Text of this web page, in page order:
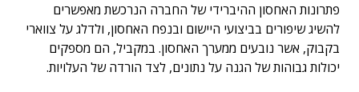
פתרונות האחסון ההיברידי של החברה הנרכשת מאפשרים
להשיג שיפורים בביצועי היישום ובנפח האחסון, ולדלג על צווארי
בקבוק, אשר נובעים ממערך האחסון. במקביל, הם מספקים
יכולות גבוהות של הגנה על נתונים, לצד הורדה של העלויות.